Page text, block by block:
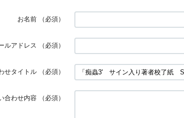
お名前 （必須）
ルアドレス （必須）
せタイトル （必須）
合わせ内容 （必須）